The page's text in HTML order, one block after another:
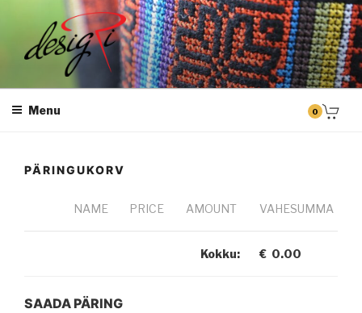
content
DESIGRI
Masintikkimine, tiimiriided, logo riietele tikkimine, kodukoha pusad,
Menu 0
PÄRINGUKORV
NAME PRICE AMOUNT VAHESUMMA
Kokku: € 0.00
SAADA PÄRING